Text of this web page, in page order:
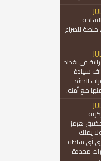
منصة للصراع
في بغداد
سيادة
الحشد
مع أمنه.
مضيق هرمز
يملك
أي سلطة
محددة